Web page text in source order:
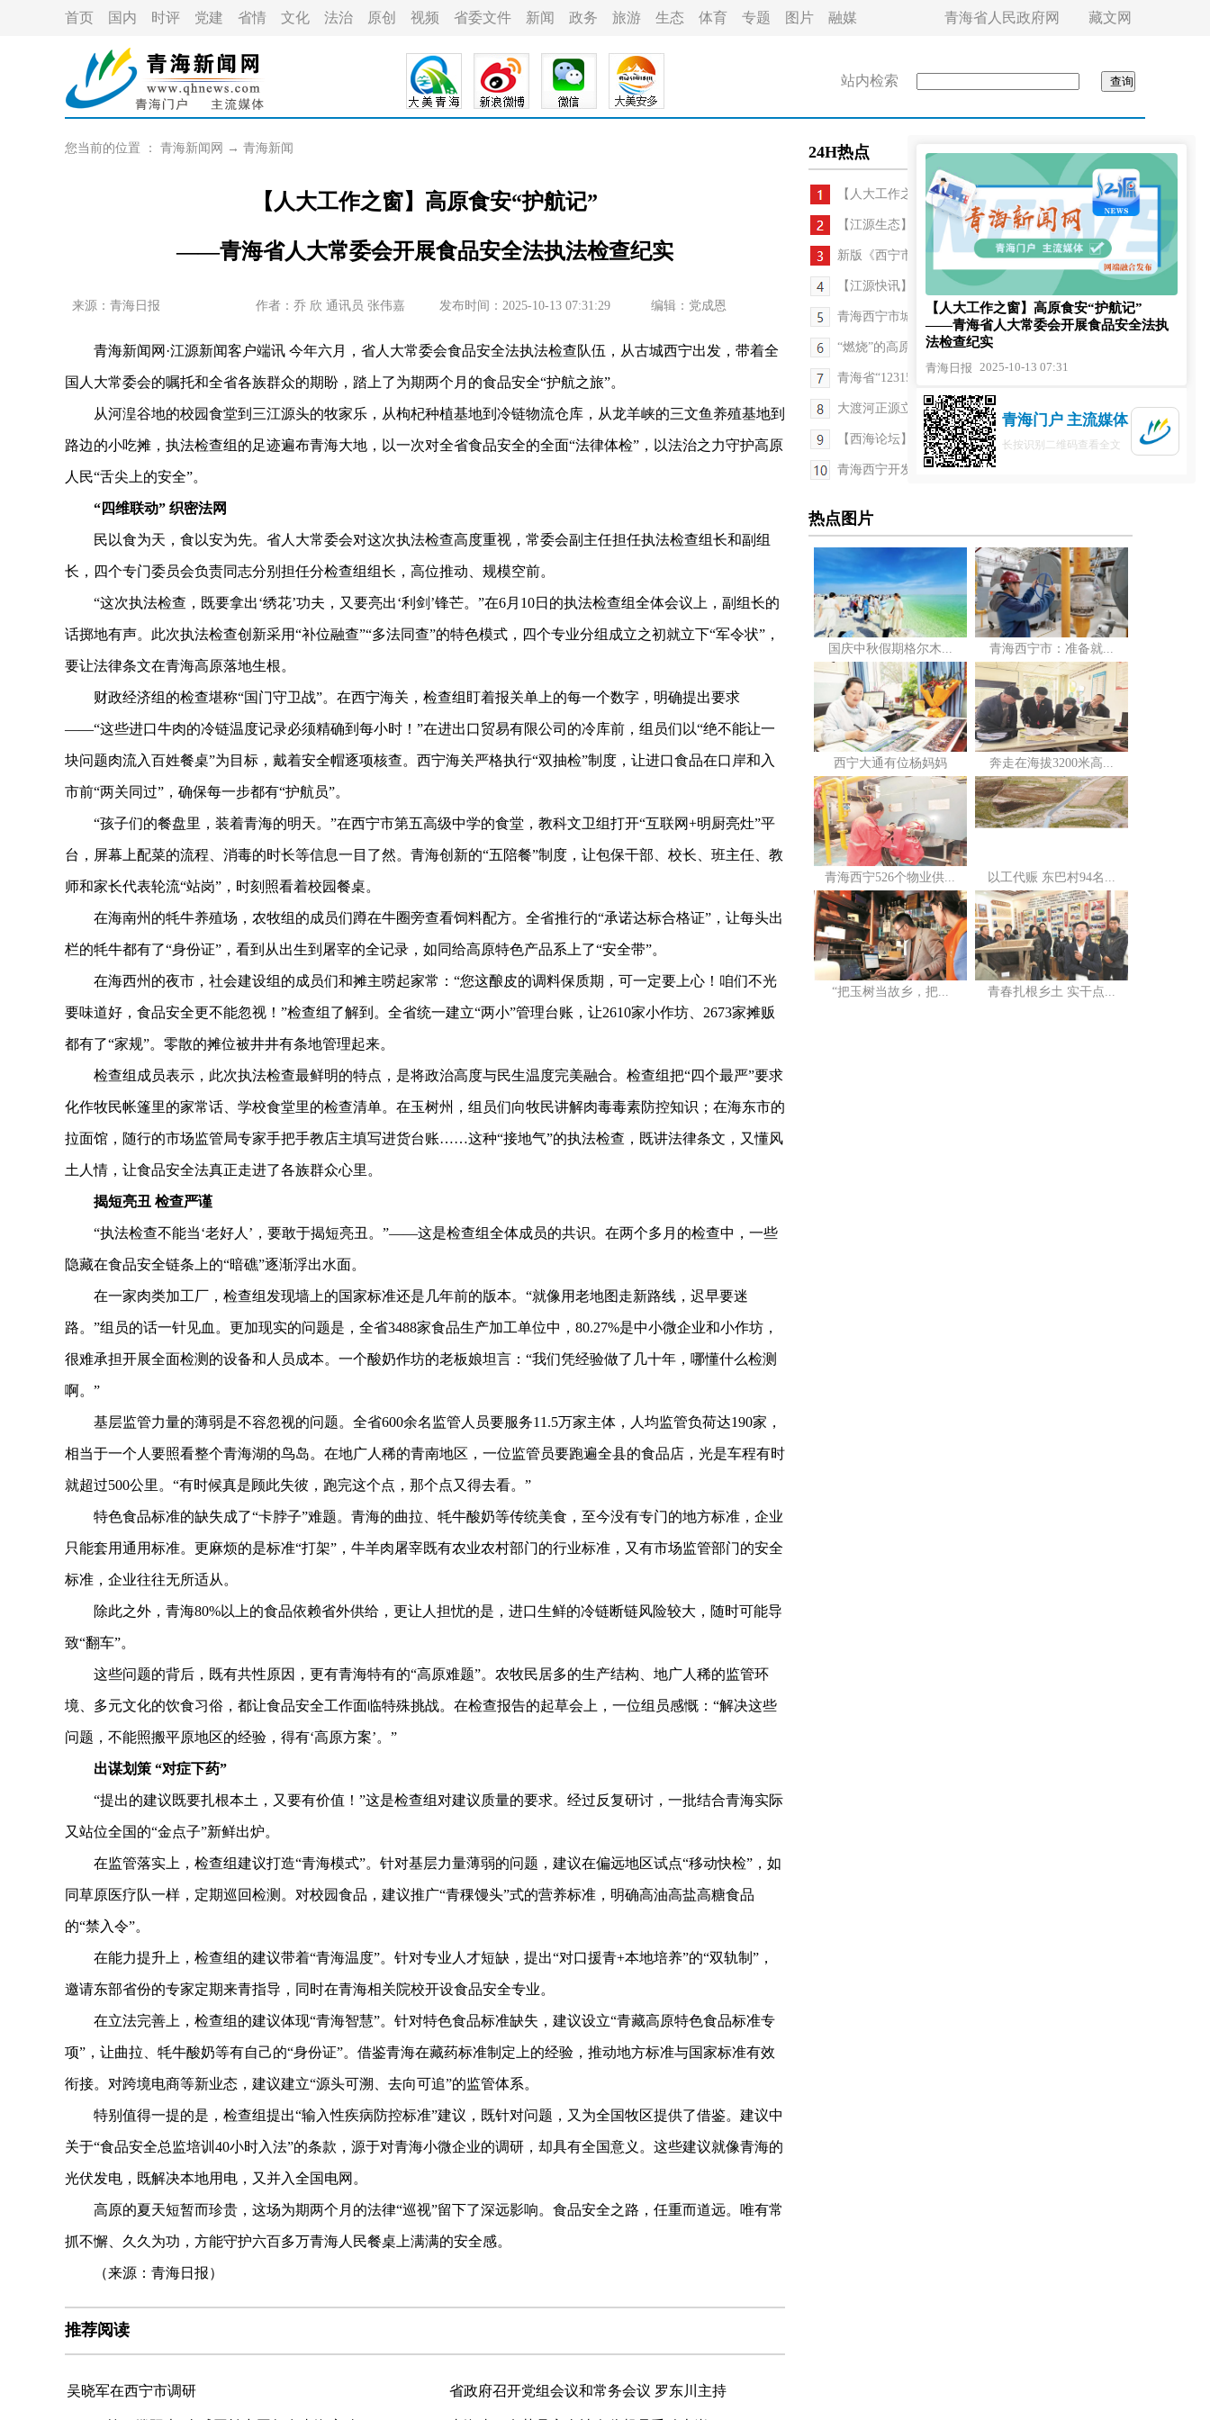
首页 国内 时评 党建 省情 文化 法治 原创 视频 省委文件 新闻 政务 旅游 生态 体育 专题 图片 融媒 青海省人民政府网 藏文网
站内检索
您当前的位置 ： 青海新闻网 → 青海新闻
【人大工作之窗】高原食安“护航记”
——青海省人大常委会开展食品安全法执法检查纪实
来源：青海日报 作者： 乔 欣 通讯员 张伟嘉 发布时间：2025-10-13 07:31:29 编辑：党成恩
青海新闻网·江源新闻客户端讯 今年六月，省人大常委会食品安全法执法检查队伍，从古城西宁出发，带着全
国人大常委会的嘱托和全省各族群众的期盼，踏上了为期两个月的食品安全“护航之旅”。
从河湟谷地的校园食堂到三江源头的牧家乐，从枸杞种植基地到冷链物流仓库，从龙羊峡的三文鱼养殖基地到
路边的小吃摊，执法检查组的足迹遍布青海大地，以一次对全省食品安全的全面“法律体检”，以法治之力守护高原
人民“舌尖上的安全”。
“四维联动” 织密法网
民以食为天，食以安为先。省人大常委会对这次执法检查高度重视，常委会副主任担任执法检查组长和副组
长，四个专门委员会负责同志分别担任分检查组组长，高位推动、规模空前。
“这次执法检查，既要拿出‘绣花’功夫，又要亮出‘利剑’锋芒。”在6月10日的执法检查组全体会议上，副组长的
话掷地有声。此次执法检查创新采用“补位融查”“多法同查”的特色模式，四个专业分组成立之初就立下“军令状”，
要让法律条文在青海高原落地生根。
财政经济组的检查堪称“国门守卫战”。在西宁海关，检查组盯着报关单上的每一个数字，明确提出要求
——“这些进口牛肉的冷链温度记录必须精确到每小时！”在进出口贸易有限公司的冷库前，组员们以“绝不能让一
块问题肉流入百姓餐桌”为目标，戴着安全帽逐项核查。西宁海关严格执行“双抽检”制度，让进口食品在口岸和入
市前“两关同过”，确保每一步都有“护航员”。
“孩子们的餐盘里，装着青海的明天。”在西宁市第五高级中学的食堂，教科文卫组打开“互联网+明厨亮灶”平
台，屏幕上配菜的流程、消毒的时长等信息一目了然。青海创新的“五陪餐”制度，让包保干部、校长、班主任、教
师和家长代表轮流“站岗”，时刻照看着校园餐桌。
在海南州的牦牛养殖场，农牧组的成员们蹲在牛圈旁查看饲料配方。全省推行的“承诺达标合格证”，让每头出
栏的牦牛都有了“身份证”，看到从出生到屠宰的全记录，如同给高原特色产品系上了“安全带”。
在海西州的夜市，社会建设组的成员们和摊主唠起家常：“您这酿皮的调料保质期，可一定要上心！咱们不光
要味道好，食品安全更不能忽视！”检查组了解到。全省统一建立“两小”管理台账，让2610家小作坊、2673家摊贩
都有了“家规”。零散的摊位被井井有条地管理起来。
检查组成员表示，此次执法检查最鲜明的特点，是将政治高度与民生温度完美融合。检查组把“四个最严”要求
化作牧民帐篷里的家常话、学校食堂里的检查清单。在玉树州，组员们向牧民讲解肉毒毒素防控知识；在海东市的
拉面馆，随行的市场监管局专家手把手教店主填写进货台账……这种“接地气”的执法检查，既讲法律条文，又懂风
土人情，让食品安全法真正走进了各族群众心里。
揭短亮丑 检查严谨
“执法检查不能当‘老好人’，要敢于揭短亮丑。”——这是检查组全体成员的共识。在两个多月的检查中，一些
隐藏在食品安全链条上的“暗礁”逐渐浮出水面。
在一家肉类加工厂，检查组发现墙上的国家标准还是几年前的版本。“就像用老地图走新路线，迟早要迷
路。”组员的话一针见血。更加现实的问题是，全省3488家食品生产加工单位中，80.27%是中小微企业和小作坊，
很难承担开展全面检测的设备和人员成本。一个酸奶作坊的老板娘坦言：“我们凭经验做了几十年，哪懂什么检测
啊。”
基层监管力量的薄弱是不容忽视的问题。全省600余名监管人员要服务11.5万家主体，人均监管负荷达190家，
相当于一个人要照看整个青海湖的鸟岛。在地广人稀的青南地区，一位监管员要跑遍全县的食品店，光是车程有时
就超过500公里。“有时候真是顾此失彼，跑完这个点，那个点又得去看。”
特色食品标准的缺失成了“卡脖子”难题。青海的曲拉、牦牛酸奶等传统美食，至今没有专门的地方标准，企业
只能套用通用标准。更麻烦的是标准“打架”，牛羊肉屠宰既有农业农村部门的行业标准，又有市场监管部门的安全
标准，企业往往无所适从。
除此之外，青海80%以上的食品依赖省外供给，更让人担忧的是，进口生鲜的冷链断链风险较大，随时可能导
致“翻车”。
这些问题的背后，既有共性原因，更有青海特有的“高原难题”。农牧民居多的生产结构、地广人稀的监管环
境、多元文化的饮食习俗，都让食品安全工作面临特殊挑战。在检查报告的起草会上，一位组员感慨：“解决这些
问题，不能照搬平原地区的经验，得有‘高原方案’。”
出谋划策 “对症下药”
“提出的建议既要扎根本土，又要有价值！”这是检查组对建议质量的要求。经过反复研讨，一批结合青海实际
又站位全国的“金点子”新鲜出炉。
在监管落实上，检查组建议打造“青海模式”。针对基层力量薄弱的问题，建议在偏远地区试点“移动快检”，如
同草原医疗队一样，定期巡回检测。对校园食品，建议推广“青稞馒头”式的营养标准，明确高油高盐高糖食品
的“禁入令”。
在能力提升上，检查组的建议带着“青海温度”。针对专业人才短缺，提出“对口援青+本地培养”的“双轨制”，
邀请东部省份的专家定期来青指导，同时在青海相关院校开设食品安全专业。
在立法完善上，检查组的建议体现“青海智慧”。针对特色食品标准缺失，建议设立“青藏高原特色食品标准专
项”，让曲拉、牦牛酸奶等有自己的“身份证”。借鉴青海在藏药标准制定上的经验，推动地方标准与国家标准有效
衔接。对跨境电商等新业态，建议建立“源头可溯、去向可追”的监管体系。
特别值得一提的是，检查组提出“输入性疾病防控标准”建议，既针对问题，又为全国牧区提供了借鉴。建议中
关于“食品安全总监培训40小时入法”的条款，源于对青海小微企业的调研，却具有全国意义。这些建议就像青海的
光伏发电，既解决本地用电，又并入全国电网。
高原的夏天短暂而珍贵，这场为期两个月的法律“巡视”留下了深远影响。食品安全之路，任重而道远。唯有常
抓不懈、久久为功，方能守护六百多万青海人民餐桌上满满的安全感。
（来源：青海日报）
推荐阅读
吴晓军在西宁市调研 省政府召开党组会议和常务会议 罗东川主持
24H热点
【人大工作之窗】高原食安“护航记” ——青海...
【江源生态】“雪山之王”和“雪豹之都”的双向奔赴
新版《西宁市市政设施管理条例》 2026年1月1日起施行
【江源快讯】青海大通县物业提质惠及1.47万户群众
青海西宁市城北区：综治新“格局” 织密幸福“网”
“燃烧”的高原秋色
青海省“12315一线通达”护航旅游市场
大渡河正源立碑揭幕仪式在青海久治县举行
【西海论坛】激发只争朝夕 永不懈怠的奋斗精神
青海西宁开发区南川藏毯纺织特色产业集聚区入选国...
热点图片
国庆中秋假期格尔木... 青海西宁市：准备就...
西宁大通有位杨妈妈 奔走在海拔3200米高...
青海西宁526个物业供... 以工代赈 东巴村94名...
“把玉树当故乡，把... 青春扎根乡土 实干点...
【人大工作之窗】高原食安“护航记”
——青海省人大常委会开展食品安全法执
法检查纪实
青海日报 2025-10-13 07:31
青海门户 主流媒体
长按识别二维码查看全文